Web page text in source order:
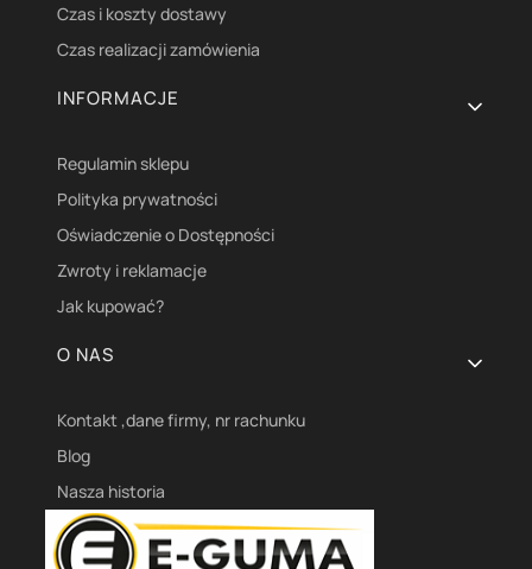
Czas i koszty dostawy
Czas realizacji zamówienia
INFORMACJE
Regulamin sklepu
Polityka prywatności
Oświadczenie o Dostępności
Zwroty i reklamacje
Jak kupować?
O NAS
Kontakt ,dane firmy, nr rachunku
Blog
Nasza historia